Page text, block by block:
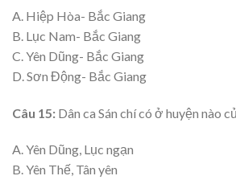
A. Hiệp Hòa- Bắc Giang
B. Lục Nam- Bắc Giang
C. Yên Dũng- Bắc Giang
D. Sơn Động- Bắc Giang
Câu 15: Dân ca Sán chí có ở huyện nào
A. Yên Dũng, Lục ngạn
B. Yên Thế, Tân yên